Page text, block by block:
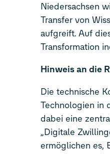
Niedersachsen
Transfer von
aufgreift. Auf
Transformation
Hinweis an die
Die technische
Technologien in
dabei eine
„Digitale
ermöglichen es,